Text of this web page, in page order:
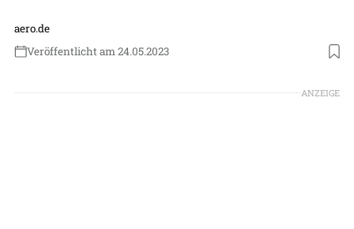
aero.de
Veröffentlicht am 24.05.2023
Foto: Adrien Daste / Safran
ANZEIGE